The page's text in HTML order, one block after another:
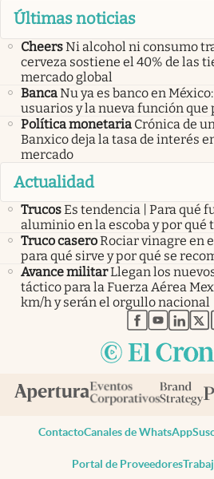
Últimas noticias
CheersNi alcohol ni consumo
cerveza sostiene el 40% de las
mercado global
BancaNu ya es banco en
usuarios y la nueva función que
Política monetaria Crónica de
Banxico deja la tasa de interés
mercado
Actualidad
TrucosEs tendencia | Para qué
aluminio en la escoba y por qué
Truco caseroRociar vinagre en
para qué sirve y por qué se
Avance militarLlegan los
táctico para la Fuerza Aérea
km/h y serán el orgullo nacional
abre enabre en
abre
ContactoCanales de WhatsApp
Portal de Proveedores